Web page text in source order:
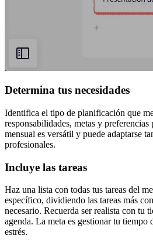
Determina tus necesidades
Identifica el tipo de planificación que
responsabilidades, metas y
mensual es versátil y puede adaptarse
profesionales.
Incluye las tareas
Haz una lista con todas tus tareas del
específico, dividiendo las tareas más
necesario. Recuerda ser realista con tu
agenda. La meta es gestionar tu tiempo
estrés.